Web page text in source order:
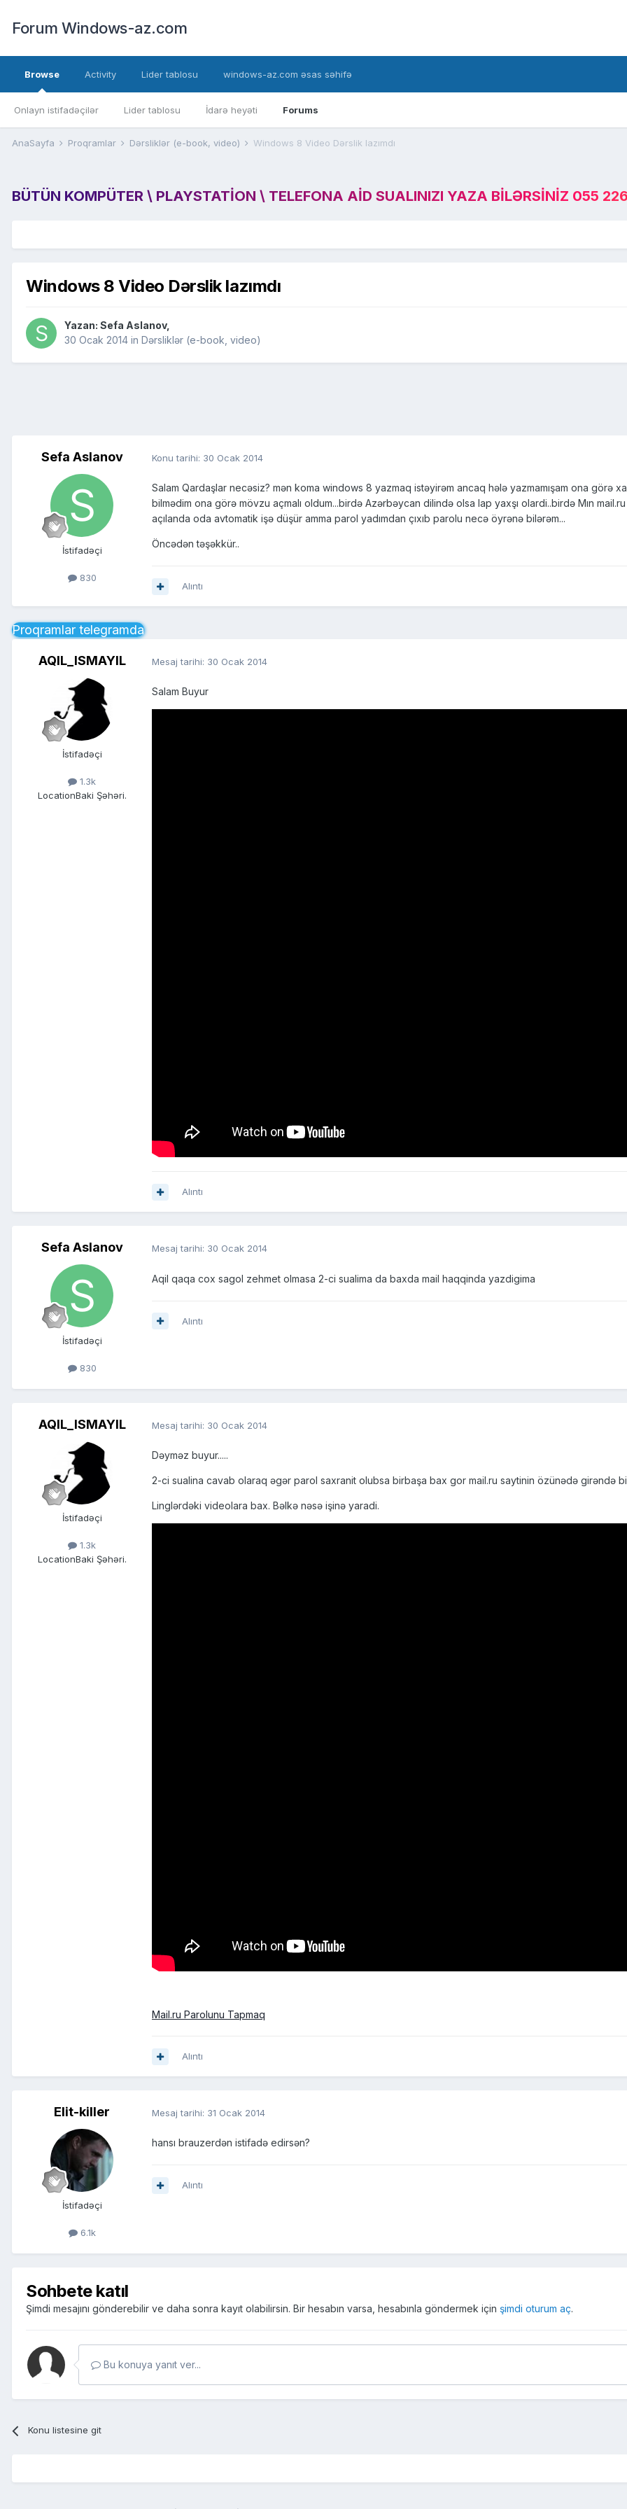
Forum Windows-az.com
Browse
Onlayn istifadəçilər Lider tablosu İdarə heyəti Forums
Activity Lider tablosu windows-az.com əsas səhifə
AnaSayfa Proqramlar Dərsliklər (e-book, video) Windows 8 Video Dərslik lazımdı
BÜTÜN KOMPÜTER \ PLAYSTATION \ TELEFONA AID SUALINIZI YAZA BILƏRSINIZ 055
Windows 8 Video Dərslik lazımdı
Yazan: Sefa Aslanov,
30 Ocak 2014 in Dərsliklər (e-book, video)
Sefa Aslanov
İstifadəçi
830
Konu tarihi: 30 Ocak 2014
Salam Qardaşlar necəsiz? mən koma windows 8 yazmaq istəyirəm ancaq hələ yazmamışam ona görə
bilmədim ona görə mövzu açmalı oldum...birdə Azərbəycan dilində olsa lap yaxşı olardi..birdə Mın
açılanda oda avtomatik işə düşür amma parol yadımdan çıxıb parolu necə öyrənə bilərəm...
Öncədən təşəkkür..
Alıntı
Proqramlar telegramda
AQIL_ISMAYIL
İstifadəçi
1.3k
LocationBaki Şəhəri.
Mesaj tarihi: 30 Ocak 2014
Salam Buyur
Alıntı
Sefa Aslanov
İstifadəçi
830
Mesaj tarihi: 30 Ocak 2014
Aqil qaqa cox sagol zehmet olmasa 2-ci sualima da baxda mail haqqinda yazdigima
Alıntı
AQIL_ISMAYIL
İstifadəçi
1.3k
LocationBaki Şəhəri.
Mesaj tarihi: 30 Ocak 2014
Dəyməz buyur.....
2-ci sualina cavab olaraq əgər parol saxranit olubsa birbaşa bax gor mail.ru saytinin özünədə girəndə
Linglərdəki videolara bax. Bəlkə nəsə işinə yaradi.
Mail.ru Parolunu Tapmaq
Alıntı
Elit-killer
İstifadəçi
6.1k
Mesaj tarihi: 31 Ocak 2014
hansı brauzerdən istifadə edirsən?
Alıntı
Sohbete katıl
Şimdi mesajını gönderebilir ve daha sonra kayıt olabilirsin. Bir hesabın varsa, hesabınla göndermek için şimdi oturum aç.
Bu konuya yanıt ver...
Konu listesine git